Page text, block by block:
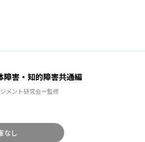
害・知的障害共通編
メント研究会＝監修
なし